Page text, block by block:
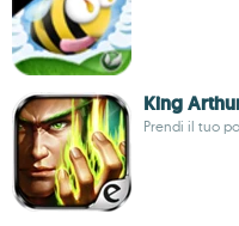
King
Prendi il tuo